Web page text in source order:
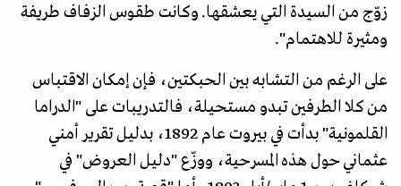
زوّج من السيدة التي يعشقها. وكانت طقوس الزفاف طريفة
ومثيرة للاهتمام".
على الرغم من التشابه بين الحبكتين، فإن إمكان الاقتباس
من كلا الطرفين تبدو مستحيلة، فالتدريبات على "الدراما
القلمونية" بدأت في بيروت عام 1892، بدليل تقرير أمني
عثماني حول هذه المسرحية، ووزّع "دليل العروض" في